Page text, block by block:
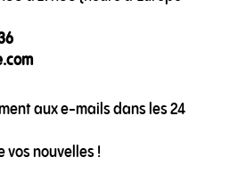
aux e-mails dans les 24
vos nouvelles !